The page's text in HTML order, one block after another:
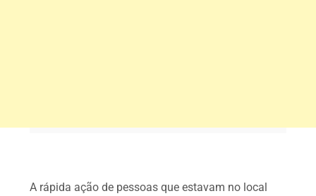
A rápida ação de pessoas que estavam no local